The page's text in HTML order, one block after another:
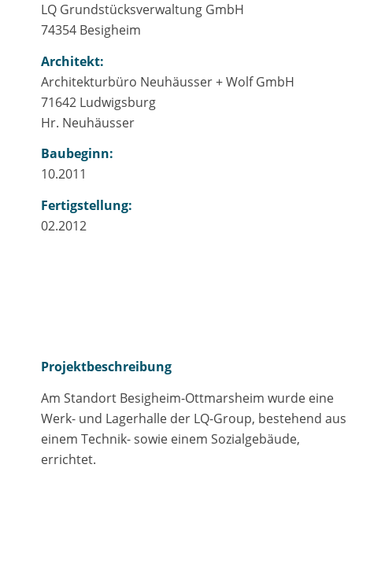
LQ Grundstücksverwaltung GmbH
74354 Besigheim
Architekt:
Architekturbüro Neuhäusser + Wolf GmbH
71642 Ludwigsburg
Hr. Neuhäusser
Baubeginn:
10.2011
Fertigstellung:
02.2012
Projektbeschreibung
Am Standort Besigheim-Ottmarsheim wurde eine
Werk- und Lagerhalle der LQ-Group, bestehend aus
einem Technik- sowie einem Sozialgebäude,
errichtet.